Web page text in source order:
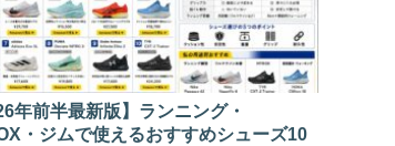
年前半最新版】ランニング・
・ジムで使えるおすすめシューズ10